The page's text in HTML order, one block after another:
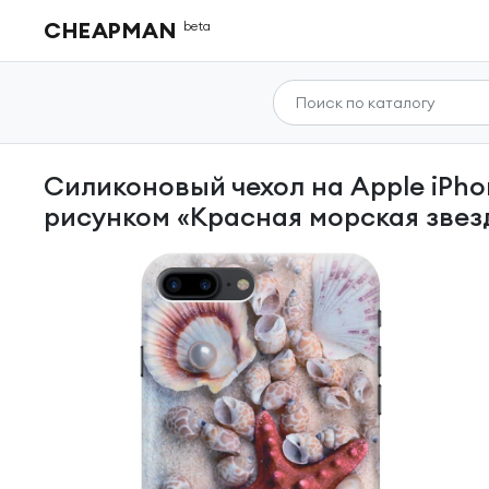
CHEAPMAN beta
Силиконовый чехол на Apple iPhone 8 Plus / 7 Plus / Эпл Айфон 7 Плюс / 8 Плюс с
рисунком «Красная морская